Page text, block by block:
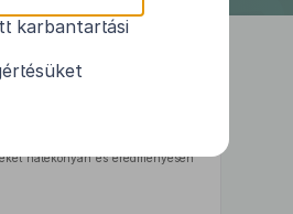
hatékonyan és eredményesen
karbantartási